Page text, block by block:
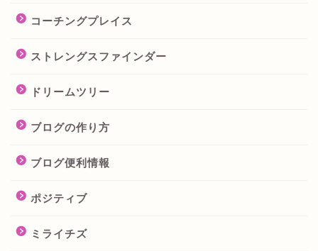
コーチングプレイス
ストレングスファインダー
ドリームツリー
ブログの作り方
ブログ便利情報
ポジティブ
ミライチズ